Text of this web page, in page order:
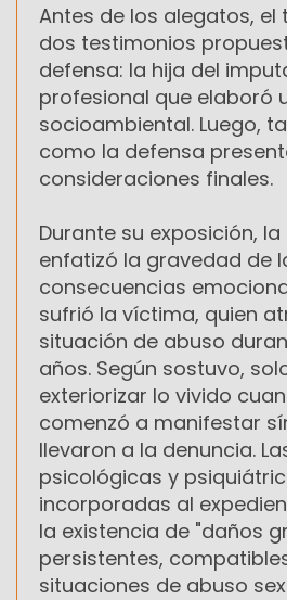
Antes de los alegatos, el
dos testimonios
defensa: la hija del
profesional que elaboró
socioambiental. Luego,
como la defensa
consideraciones finales.
Durante su exposición,
enfatizó la gravedad de
consecuencias
sufrió la víctima, quien
situación de abuso
años. Según sostuvo,
exteriorizar lo vivido
comenzó a manifestar
llevaron a la denuncia.
psicológicas y
incorporadas al
la existencia de "daños
persistentes,
situaciones de abuso